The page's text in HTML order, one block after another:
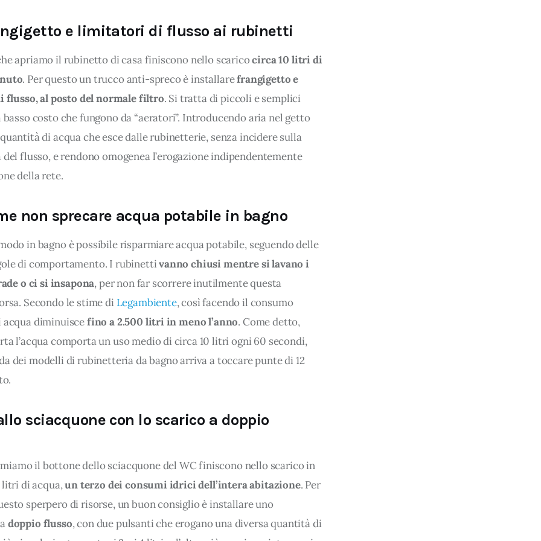
accetta di memorizzare tutti i cookie sul dispositivo per le finalità sopra indicate.
può gestire direttamente le proprie preferenze selezionando i singoli cookie desiderati
condivisione di informazioni sopra indicata.
posizionata in alto a destra in questo banner l’Utente rifiuta tutti i cookie con la sola
chiusura del presente banner comporta il permanere delle impostazioni di default e
navigazione in assenza di cookie o altri sistemi di tracciamento ad esclusione di quelli
visualizzazione della pagina.
e limitatori di flusso ai rubinetti
apriamo il rubinetto di casa finiscono nello scarico circa 10 litri di
. Per questo un trucco anti-spreco è installare frangigetto e
al posto del normale filtro. Si tratta di piccoli e semplici
costo che fungono da “aeratori”. Introducendo aria nel getto
di acqua che esce dalle rubinetterie, senza incidere sulla
flusso, e rendono omogenea l’erogazione indipendentemente
della rete.
non sprecare acqua potabile in bagno
in bagno è possibile risparmiare acqua potabile, seguendo delle
di comportamento. I rubinetti vanno chiusi mentre si lavano i
o ci si insapona, per non far scorrere inutilmente questa
Secondo le stime di Legambiente, così facendo il consumo
diminuisce fino a 2.500 litri in meno l’anno. Come detto,
l’acqua comporta un uso medio di circa 10 litri ogni 60 secondi,
dei modelli di rubinetteria da bagno arriva a toccare punte di 12
sciacquone con lo scarico a doppio
il bottone dello sciacquone del WC finiscono nello scarico in
litri di acqua, un terzo dei consumi idrici dell’intera abitazione. Per
sperpero di risorse, un buon consiglio è installare uno
doppio flusso, con due pulsanti che erogano una diversa quantità di